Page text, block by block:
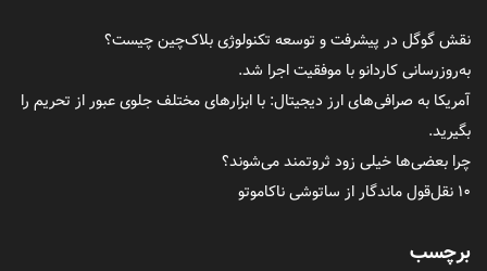
نقش گوگل در پیشرفت و توسعه تکنولوژی بلاک‌چین چیست؟
به‌روزرسانی کاردانو با موفقیت اجرا شد.
آمریکا به صرافی‌های ارز دیجیتال: با ابزارهای مختلف جلوی عبور از تحریم را
بگیرید.
چرا بعضی‌ها خیلی زود ثروتمند می‌شوند؟
۱۰ نقل‌قول ماندگار از ساتوشی ناکاموتو
برچسب